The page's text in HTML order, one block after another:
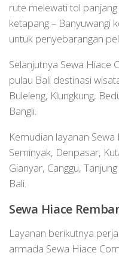
rute melewati tol
ketapang – Banyuwangi
untuk penyebarangan
Selanjutnya Sewa Hiace
pulau Bali destinasi
Buleleng, Klungkung,
Bangli.
Kemudian layanan
Seminyak, Denpasar,
Gianyar, Canggu,
Bali.
Sewa Hiace
Layanan berikutnya
armada Sewa Hiace